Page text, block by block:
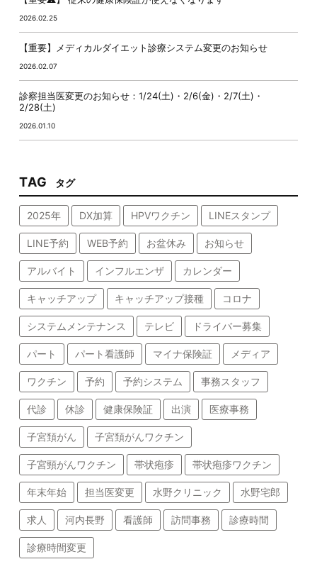
2026.02.25
【重要】メディカルダイエット診療システム変更のお知らせ
2026.02.07
診察担当医変更のお知らせ：1/24(土)・2/6(金)・2/7(土)・
2/28(土)
2026.01.10
TAG タグ
2025年 DX加算 HPVワクチン LINEスタンプ
LINE予約 WEB予約 お盆休み お知らせ
アルバイト インフルエンザ カレンダー
キャッチアップ キャッチアップ接種 コロナ
システムメンテナンス テレビ ドライバー募集
パート パート看護師 マイナ保険証 メディア
ワクチン 予約 予約システム 事務スタッフ
代診 休診 健康保険証 出演 医療事務
子宮頚がん 子宮頚がんワクチン
子宮頸がんワクチン 帯状疱疹 帯状疱疹ワクチン
年末年始 担当医変更 水野クリニック 水野宅郎
求人 河内長野 看護師 訪問事務 診療時間
診療時間変更